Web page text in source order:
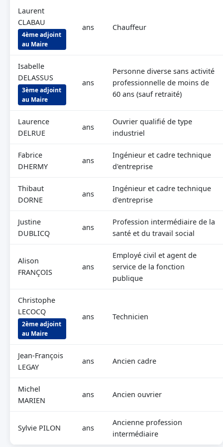
Laurent
CLABAU
4ème adjoint
au Maire
ans Chauffeur
Isabelle
DELASSUS
3ème adjoint
au Maire
ans
Personne diverse sans activité
professionnelle de moins de
60 ans (sauf retraité)
Laurence
DELRUE
ans
Ouvrier qualifié de type
industriel
Fabrice
DHERMY
ans
Ingénieur et cadre technique
d'entreprise
Thibaut
DORNE
ans
Ingénieur et cadre technique
d'entreprise
Justine
DUBLICQ
ans
Profession intermédiaire de la
santé et du travail social
Alison
FRANÇOIS
ans
Employé civil et agent de
service de la fonction
publique
Christophe
LECOCQ
2ème adjoint
au Maire
ans Technicien
Jean-François
LEGAY
ans Ancien cadre
Michel
MARIEN
ans Ancien ouvrier
Sylvie PILON ans
Ancienne profession
intermédiaire